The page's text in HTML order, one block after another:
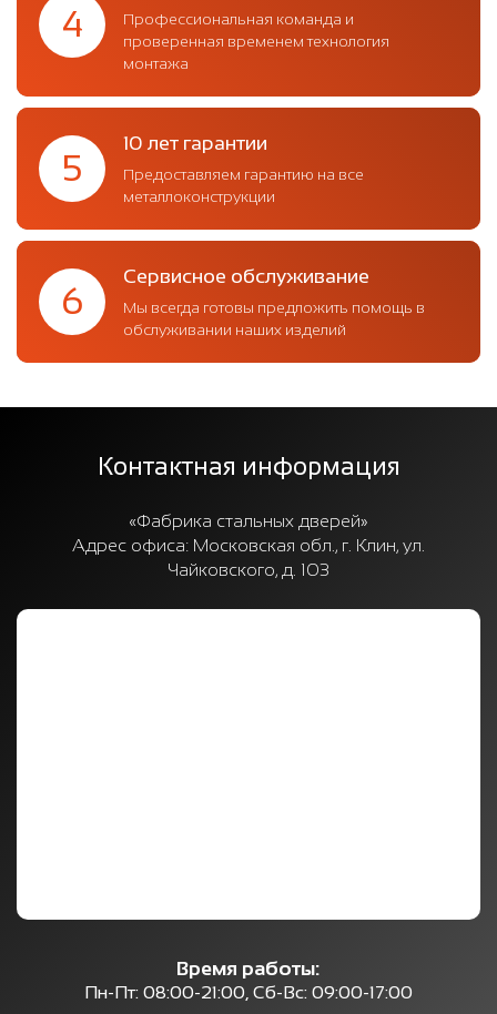
4
Профессиональная команда и
проверенная временем технология
монтажа
5
10 лет гарантии
Предоставляем гарантию на все
металлоконструкции
6
Сервисное обслуживание
Мы всегда готовы предложить помощь в
обслуживании наших изделий
Контактная информация
«Фабрика стальных дверей»
Адрес офиса: Московская обл., г. Клин, ул.
Чайковского, д. 103
Время работы:
Пн-Пт: 08:00-21:00, Сб-Вс: 09:00-17:00